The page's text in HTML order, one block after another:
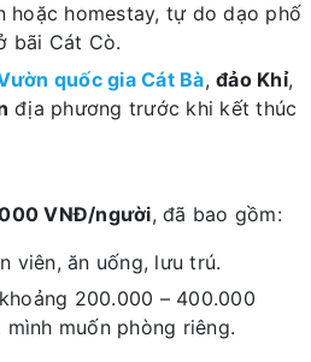
hoặc homestay, tự do dạo phố
bãi Cát Cò.
quốc gia Cát Bà, đảo Khỉ,
địa phương trước khi kết thúc
VNĐ/người, đã bao gồm:
viên, ăn uống, lưu trú.
200.000 – 400.000
muốn phòng riêng.